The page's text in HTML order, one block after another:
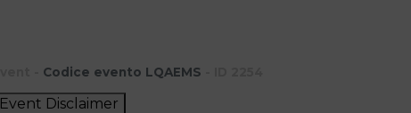
Codice evento LQAEMS
Event Disclaimer